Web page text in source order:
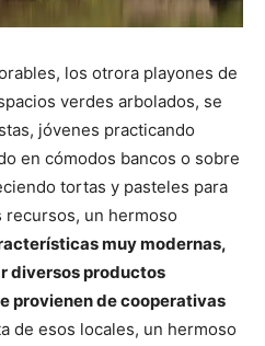
los otrora playones de
verdes arbolados, se
jóvenes practicando
en cómodos bancos o sobre
tortas y pasteles para
un hermoso
muy modernas,
diversos productos
provienen de cooperativas
de esos locales, un hermoso